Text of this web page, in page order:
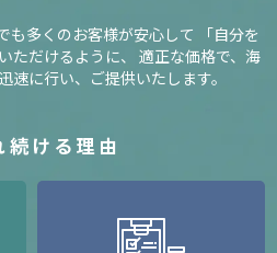
も多くのお客様が安心して
「自分を
ただけるように、
適正な価格で、海
に行い、ご提供いたします。
続ける理由